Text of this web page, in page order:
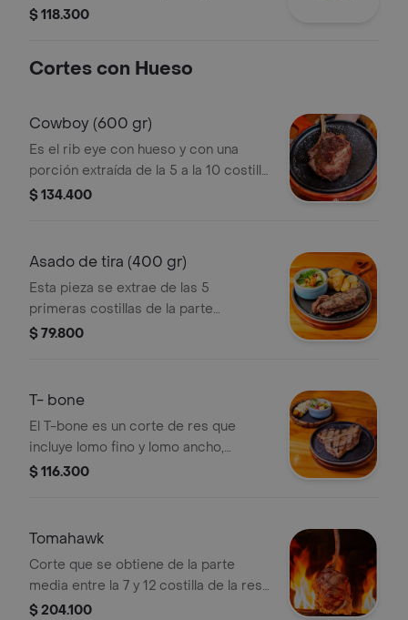
costeño, arepa paisa, papa criolla,
$ 118.300
Cortes con Hueso
Cowboy (600 gr)
Es el rib eye con hueso y con una
porción extraída de la 5 a la 10 costilla
que sobresale del lomo, el marmoleo
terneza.
$ 134.400
Asado de tira (400 gr)
Esta pieza se extrae de las 5
primeras costillas de la parte
delantera de la res con un corte
$ 79.800
T- bone
El T-bone es un corte de res que
incluye lomo fino y lomo ancho,
caracterizado por su grosor de 3 cm.
$ 116.300
Tomahawk
Corte que se obtiene de la parte
media entre la 7 y 12 costilla de la res,
es un corte ancho y con marmoleo,
$ 204.100